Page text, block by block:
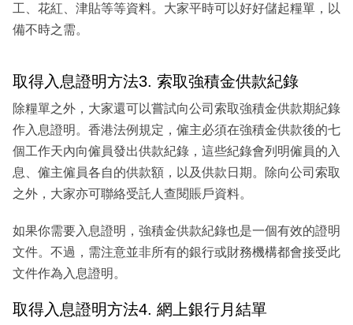
工、花紅、津貼等等資料。大家平時可以好好儲起糧單，以
備不時之需。
取得入息證明方法3. 索取強積金供款紀錄
除糧單之外，大家還可以嘗試向公司索取強積金供款期紀錄
作入息證明。香港法例規定，僱主必須在強積金供款後的七
個工作天內向僱員發出供款紀錄，這些紀錄會列明僱員的入
息、僱主僱員各自的供款額，以及供款日期。除向公司索取
之外，大家亦可聯絡受託人查閱賬戶資料。
如果你需要入息證明，強積金供款紀錄也是一個有效的證明
文件。不過，需注意並非所有的銀行或財務機構都會接受此
文件作為入息證明。
取得入息證明方法4. 網上銀行月結單